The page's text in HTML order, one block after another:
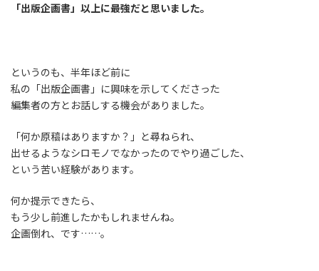
「出版企画書」以上に最強だと思いました。
というのも、半年ほど前に
私の「出版企画書」に興味を示してくださった
編集者の方とお話しする機会がありました。
「何か原稿はありますか？」と尋ねられ、
出せるようなシロモノでなかったのでやり過ごした、
という苦い経験があります。
何か提示できたら、
もう少し前進したかもしれませんね。
企画倒れ、です……。